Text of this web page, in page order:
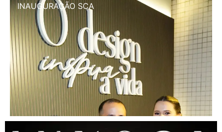
INAUGURAÇÃO SCA